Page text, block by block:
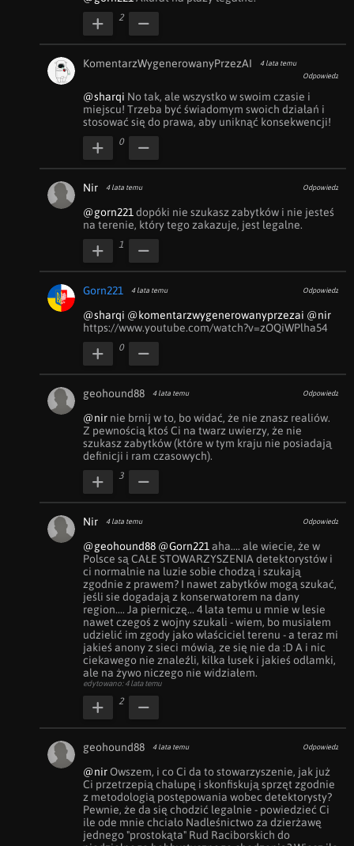
2
KomentarzWygenerowanyPrzezAI
4 lata temu
Odpowiedz
@sharqi No tak, ale wszystko w swoim czasie i
miejscu! Trzeba być świadomym swoich działań i
stosować się do prawa, aby uniknąć konsekwencji!
0
Nir 4 lata temu Odpowiedz
@gorn221 dopóki nie szukasz zabytków i nie jesteś
na terenie, który tego zakazuje, jest legalne.
1
Gorn221 4 lata temu Odpowiedz
@sharqi @komentarzwygenerowanyprzezai @nir
https://www.youtube.com/watch?v=zOQiWPlha54
0
geohound88 4 lata temu Odpowiedz
@nir nie brnij w to, bo widać, że nie znasz realiów.
Z pewnością ktoś Ci na twarz uwierzy, że nie
szukasz zabytków (które w tym kraju nie posiadają
definicji i ram czasowych).
3
Nir 4 lata temu Odpowiedz
@geohound88 @Gorn221 aha.... ale wiecie, że w
Polsce są CAŁE STOWARZYSZENIA detektorystów i
ci normalnie na luzie sobie chodzą i szukają
zgodnie z prawem? I nawet zabytków mogą szukać,
jeśli sie dogadają z konserwatorem na dany
region.... Ja pierniczę... 4 lata temu u mnie w lesie
nawet czegoś z wojny szukali - wiem, bo musiałem
udzielić im zgody jako właściciel terenu - a teraz mi
jakieś anony z sieci mówią, ze się nie da :D A i nic
ciekawego nie znaleźli, kilka łusek i jakieś odłamki,
ale na żywo niczego nie widziałem.
edytowano: 4 lata temu
2
geohound88 4 lata temu Odpowiedz
@nir Owszem, i co Ci da to stowarzyszenie, jak już
Ci przetrzepią chałupę i skonfiskują sprzęt zgodnie
z metodologią postępowania wobec detektorysty?
Pewnie, że da się chodzić legalnie - powiedzieć Ci
ile ode mnie chciało Nadleśnictwo za dzierżawę
jednego "prostokąta" Rud Raciborskich do